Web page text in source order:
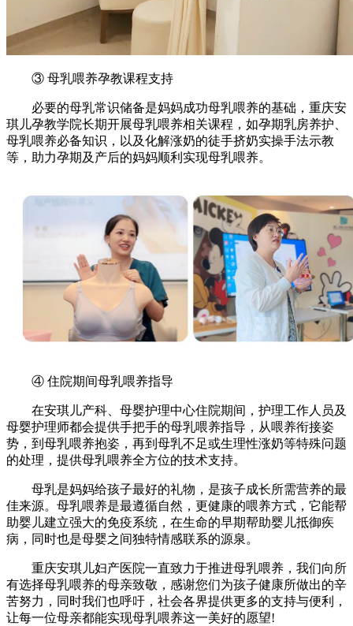
③ 母乳喂养孕教课程支持
必要的母乳常识储备是妈妈成功母乳喂养的基础，重庆安
琪儿孕教学院长期开展母乳喂养相关课程，如孕期乳房养护、
母乳喂养必备知识，以及化解涨奶的徒手挤奶实操手法示教
等，助力孕期及产后的妈妈顺利实现母乳喂养。
④ 住院期间母乳喂养指导
在安琪儿产科、母婴护理中心住院期间，护理工作人员及
母婴护理师都会提供手把手的母乳喂养指导，从喂养衔接姿
势，到母乳喂养抱姿，再到母乳不足或生理性涨奶等特殊问题
的处理，提供母乳喂养全方位的技术支持。
母乳是妈妈给孩子最好的礼物，是孩子成长所需营养的最
佳来源。母乳喂养是最遵循自然，更健康的喂养方式，它能帮
助婴儿建立强大的免疫系统，在生命的早期帮助婴儿抵御疾
病，同时也是母婴之间独特情感联系的源泉。
重庆安琪儿妇产医院一直致力于推进母乳喂养，我们向所
有选择母乳喂养的母亲致敬，感谢您们为孩子健康所做出的辛
苦努力，同时我们也呼吁，社会各界提供更多的支持与便利，
让每一位母亲都能实现母乳喂养这一美好的愿望!